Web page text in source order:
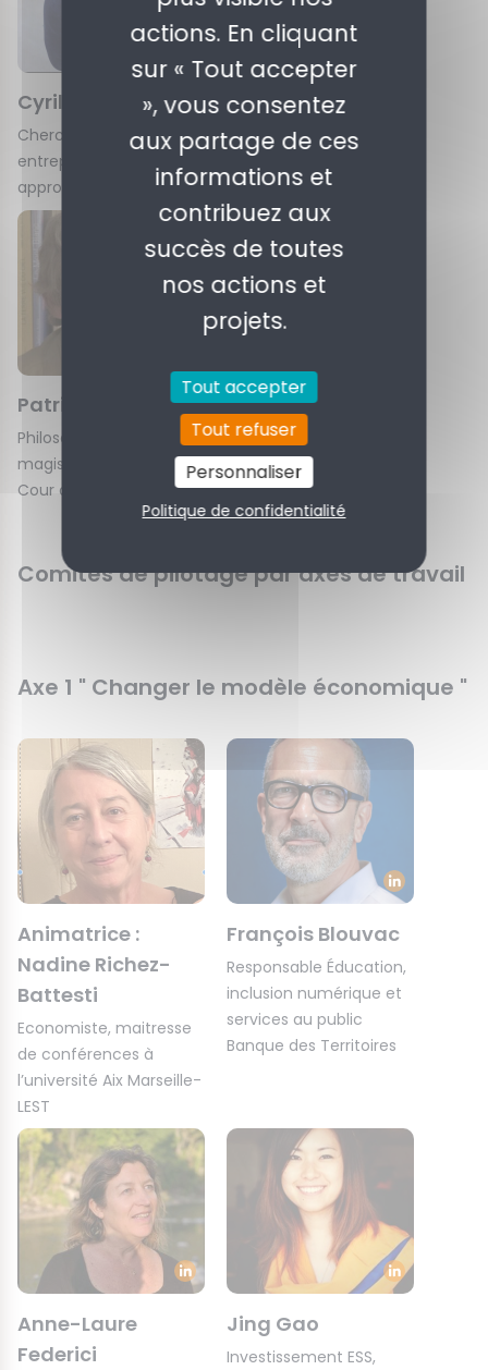
Cyrille Tassart
Chercheur et
entrepreneur en
approche systémique
Cédric Turini
Directeur de la RSE à la
Fédération nationale
des Caisses d'Epargne
Patrick Viveret
Philosophe, essayiste,
magistrat honoraire à la
Cour des comptes
Elisa Yavchitz
Vice-présidente des
Canaux
Comités de pilotage par axes de travail
Axe 1 " Changer le modèle économique "
Animatrice :
Nadine Richez-
Battesti
Economiste, maitresse
de conférences à
l’université Aix Marseille-
LEST
François Blouvac
Responsable Éducation,
inclusion numérique et
services au public
Banque des Territoires
Anne-Laure
Federici
Jing Gao
Investissement ESS,
actions. En cliquant
sur « Tout accepter
», vous consentez
aux partage de ces
informations et
contribuez aux
succès de toutes
nos actions et
projets.
Tout accepter
Tout refuser
Personnaliser
Politique de confidentialité